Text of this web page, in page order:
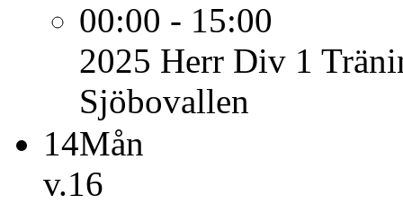
00:00 - 15:00
2025 Herr Div 1
Sjöbovallen
14Mån
v.16